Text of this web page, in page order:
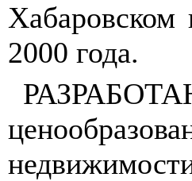
Хабаровском
2000 года.